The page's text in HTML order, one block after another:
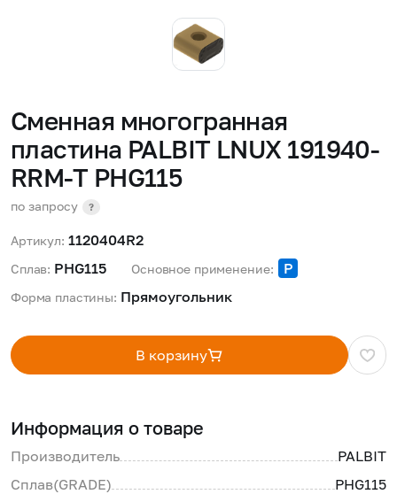
Сменная многогранная
пластина PALBIT LNUX 191940-
RRM-T PHG115
по запросу ?
Артикул: 1120404R2
Сплав: PHG115 Основное применение: P
Форма пластины: Прямоугольник
В корзину
Информация о товаре
Производитель
PALBIT
Сплав(GRADE)
PHG115